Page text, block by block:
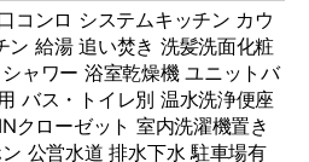
コンロ システムキッチン カウ
ン 給湯 追い焚き 洗髪洗面化粧
シャワー 浴室乾燥機 ユニットバ
バス・トイレ別 温水洗浄便座
クローゼット 室内洗濯機置き
公営水道 排水下水 駐車場有